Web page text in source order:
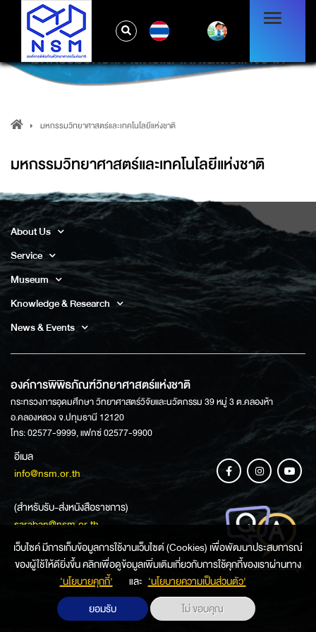
มหกรรมวิทยาศาสตร์และเทคโนโลยีแห่งชาติ
มหกรรมวิทยาศาสตร์และเทคโนโลยีแห่งชาติ
มหกรรมวิทยาศาสตร์และเทคโนโลยีแห่งชาติ
About Us
Service
Museum
Knowledge & Research
News & Events
องค์การพิพิธภัณฑ์วิทยาศาสตร์แห่งชาติ
กระทรวงการอุดมศึกษา วิทยาศาสตร์วิจัยและนวัตกรรม 39 หมู่ 3 ต.คลองห้า
อ.คลองหลวง จ.ปทุมธานี 12120
โทร: 02577-9999, แฟกซ์ 02577-9900
อีเมล
info@nsm.or.th
(สำหรับรับ-ส่งหนังสือราชการ)
saraban@nsm.or.th
ช่องทางการสอบถามข้อมูล
เว็บไซค์ มีการเก็บข้อมูลการใช้งานเว็บไซต์ (Cookies) เพื่อพัฒนาประสบการณ์
ของผู้ใช้ให้ดียิ่งขึ้น คลิกเพื่อดูข้อมูลเพิ่มเติมเกี่ยวกับการใช้คุกกี้ของเราผ่านทาง
‘นโยบายคุกกี้’
และ ‘นโยบายความเป็นส่วนตัว'
ยอมรับ
ไม่ ขอบคุณ